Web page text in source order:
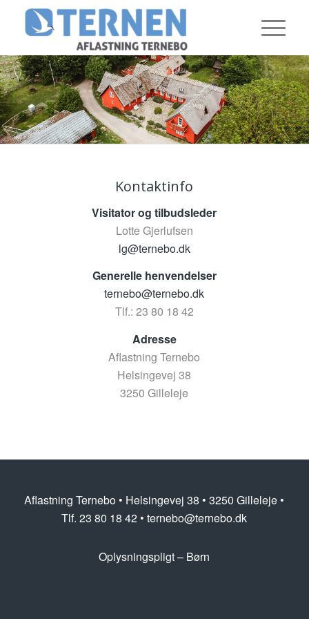
Kontaktinfo
Visitator og tilbudsleder
Lotte Gjerlufsen
lg@ternebo.dk
Generelle henvendelser
ternebo@ternebo.dk
Tlf.: 23 80 18 42
Adresse
Aflastning Ternebo
Helsingevej 38
3250 Gilleleje
Aflastning Ternebo • Helsingevej 38 • 3250 Gilleleje •
Tlf. 23 80 18 42 • ternebo@ternebo.dk
Oplysningspligt – Børn